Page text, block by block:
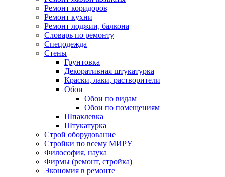
Ремонт коридоров
Ремонт кухни
Ремонт лоджии, балкона
Словарь по ремонту
Спецодежда
Стены
Грунтовка
Декоративная штукатурка
Краски, лаки, растворители
Обои
Обои по видам
Обои по помещениям
Шпаклевка
Штукатурка
Строй оборудование
Стройки по всему МИРУ
Философия, наука
Фирмы (ремонт, стройка)
Экономия в ремонте